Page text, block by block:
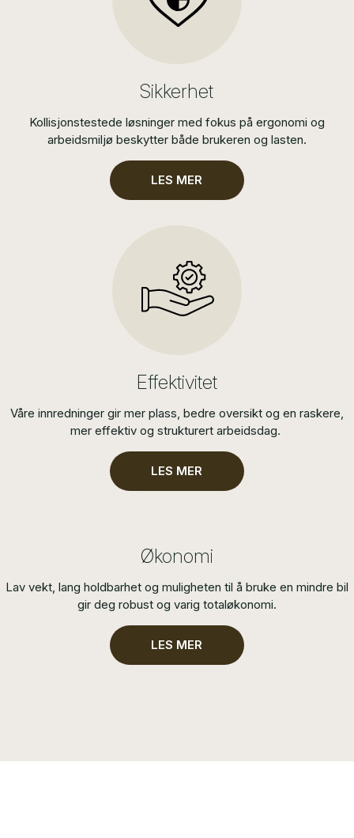
Sikkerhet
Kollisjonstestede løsninger med fokus på ergonomi og
arbeidsmiljø beskytter både brukeren og lasten.
LES MER
Effektivitet
Våre innredninger gir mer plass, bedre oversikt og en raskere,
mer effektiv og strukturert arbeidsdag.
LES MER
Økonomi
Lav vekt, lang holdbarhet og muligheten til å bruke en mindre bil
gir deg robust og varig totaløkonomi.
LES MER